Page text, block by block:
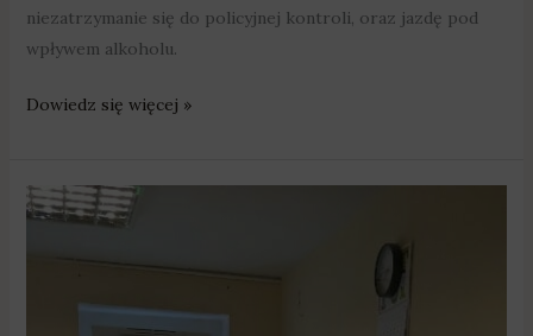
niezatrzymanie się do policyjnej kontroli, oraz jazdę pod
wpływem alkoholu.
Dowiedz się więcej »
Odpowiedzą
znieważenie